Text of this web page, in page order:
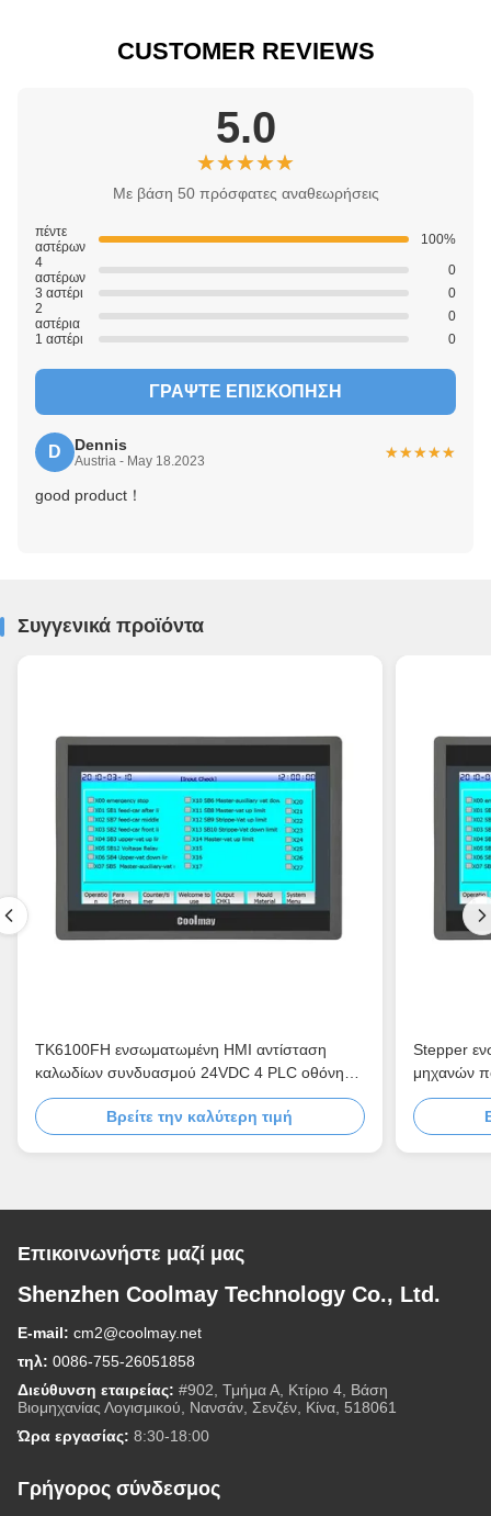
CUSTOMER REVIEWS
5.0
★★★★★
★★★★★
Με βάση 50 πρόσφατες αναθεωρήσεις
πέντε
αστέρων
100%
4
αστέρων
0
3 αστέρι
0
2
αστέρια
0
1 αστέρι
0
ΓΡΆΨΤΕ ΕΠΙΣΚΌΠΗΣΗ
D Dennis
Austria - May 18.2023 ★★★★★
★★★★★
good product！
Συγγενικά προϊόντα
TK6100FH ενσωματωμένη HMI αντίσταση
καλωδίων συνδυασμού 24VDC 4 PLC οθόνης
αφής
Βρείτε την καλύτερη τιμή
Stepper
μηχανών
2DA
Επικοινωνήστε μαζί μας
Shenzhen Coolmay Technology Co., Ltd.
E-mail: cm2@coolmay.net
τηλ: 0086-755-26051858
Διεύθυνση εταιρείας: #902, Τμήμα Α, Κτίριο 4, Βάση
Βιομηχανίας Λογισμικού, Νανσάν, Σενζέν, Κίνα, 518061
Ώρα εργασίας: 8:30-18:00
Γρήγορος σύνδεσμος